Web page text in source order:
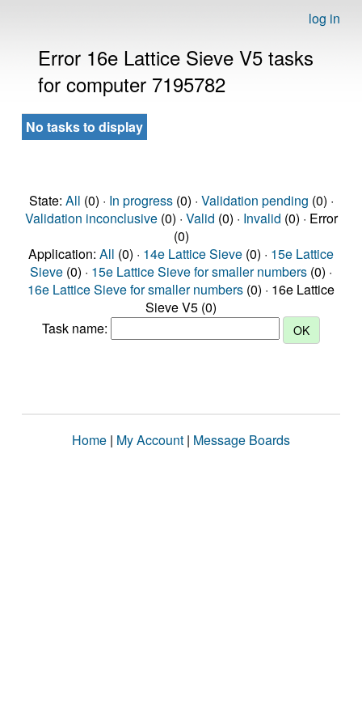
log in
Error 16e Lattice Sieve V5 tasks
for computer 7195782
No tasks to display
State: All (0) · In progress(0) · Validation pending (0) ·
Validation inconclusive(0) · Valid (0) · Invalid (0) · Error
(0)
Application: All (0) · 14e Lattice Sieve (0) · 15e Lattice
Sieve (0) · 15e Lattice Sieve for smaller numbers (0) ·
16e Lattice Sieve for smaller numbers (0) · 16e Lattice
Sieve V5 (0)
Task name:
Home | My Account | Message Boards